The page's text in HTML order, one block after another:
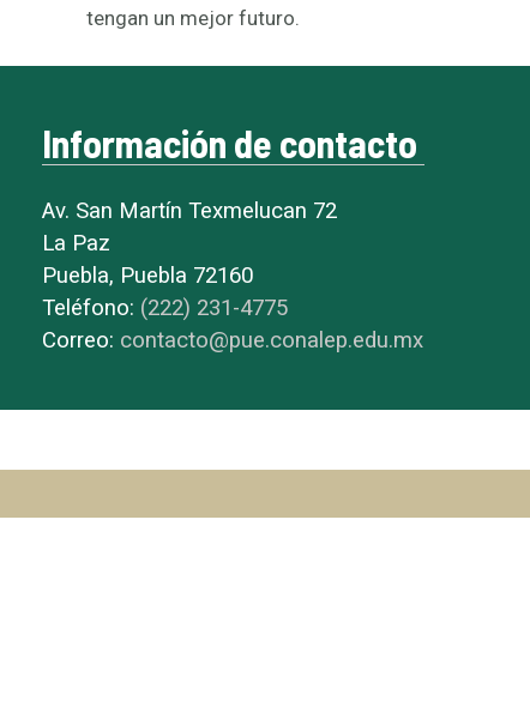
tengan un mejor futuro.
Información de contacto
Av. San Martín Texmelucan 72
La Paz
Puebla, Puebla 72160
Teléfono: (222) 231-4775
Correo: contacto@pue.conalep.edu.mx